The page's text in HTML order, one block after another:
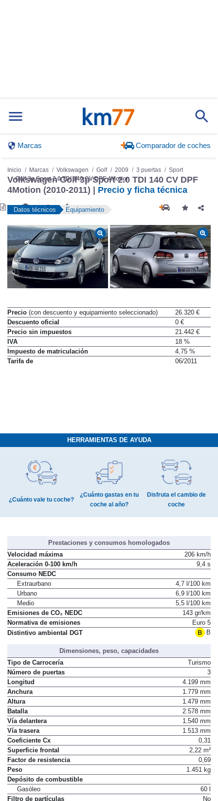
Volkswagen Golf 3p Sport 2.0 TDI 140 CV DPF
4Motion (2010-2011) |
Precio y ficha técnica
Precio(con descuento y equipamiento seleccionado)
26.320 €
Descuento oficial
0 €
Precio sin impuestos
21.442 €
IVA
18 %
Impuesto de matriculación
4,75 %
HERRAMIENTAS DE AYUDA
¿Cuánto gastas en tu
Disfruta el cambio de
Prestaciones y consumos homologados
Velocidad máxima
206 km/h
Aceleración 0-100 km/h
Consumo NEDC
Extraurbano
4,7 l/100 km
Urbano
6,9 l/100 km
Medio
5,5 l/100 km
Emisiones de CO₂ NEDC
143 gr/km
Normativa de emisiones
Euro 5
Dimensiones, peso, capacidades
Tipo de Carrocería
Turismo
Número de puertas
3
Longitud
4.199 mm
Anchura
1.779 mm
Altura
1.479 mm
Batalla
2.578 mm
Vía delantera
1.540 mm
Vía trasera
1.513 mm
Coeficiente Cx
0,31
Superficie frontal
2,22 m²
Factor de resistencia
0,69
Peso
Depósito de combustible
Gasóleo
60 l